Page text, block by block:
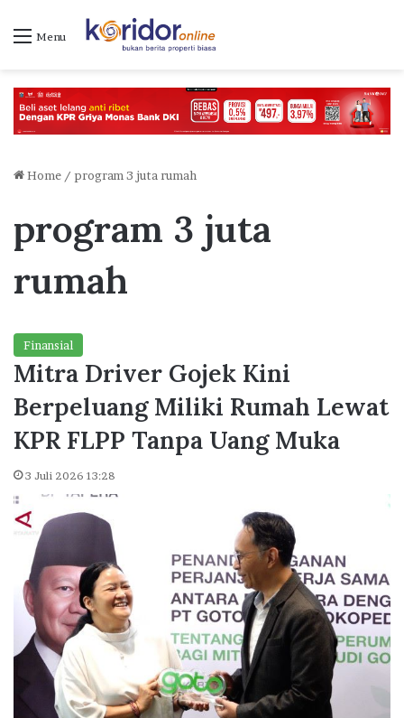
Menu
Home / program 3 juta rumah
program 3 juta
rumah
Finansial
Mitra Driver Gojek Kini
Berpeluang Miliki Rumah Lewat
KPR FLPP Tanpa Uang Muka
3 Juli 2026 13:28